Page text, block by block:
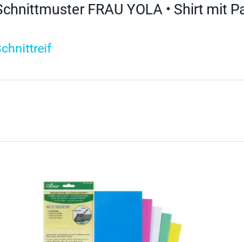
FRAU YOLA • Shirt mit